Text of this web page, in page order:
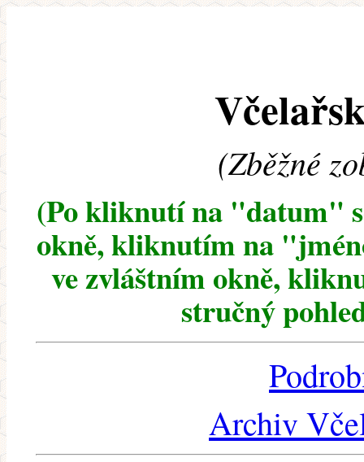
(Zběžné
(Po kliknutí na "datum"
okně, kliknutím na
ve zvláštním okně,
stručný
Archiv